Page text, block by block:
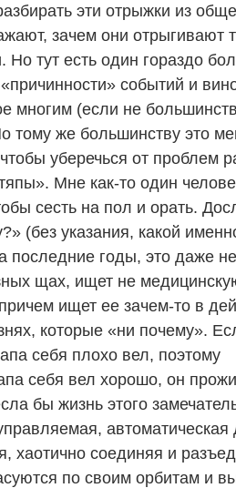
эти отрыжки из
зачем они отрыгивают
тут есть один гораздо
событий и
многим (если не
тому же большинству это
уберечься от проблем
Мне как-то один
сесть на пол и орать.
(без указания, какой
последние годы, это даже
щах, ищет не
ищет ее зачем-то в
которые «ни почему».
себя плохо вел, поэтому
себя вел хорошо, он
бы жизнь этого
автоматическая
хаотично соединяя и
по своим орбитам и